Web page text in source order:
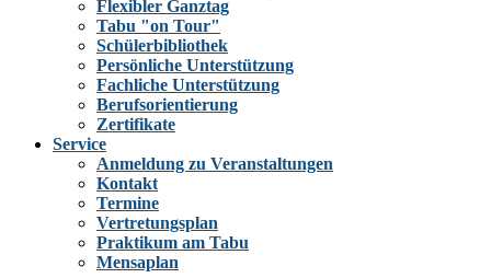
Flexibler Ganztag
Tabu "on Tour"
Schülerbibliothek
Persönliche Unterstützung
Fachliche Unterstützung
Berufsorientierung
Zertifikate
Service
Anmeldung zu Veranstaltungen
Kontakt
Termine
Vertretungsplan
Praktikum am Tabu
Mensaplan